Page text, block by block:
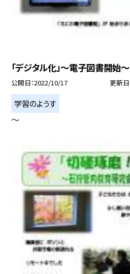
「デジタル化」〜電子図書開始〜
公開日 2022/10/17 更新日
学習のようす
〜